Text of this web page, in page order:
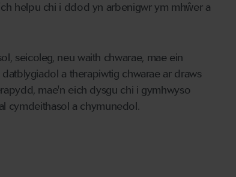
helpu chi i ddod yn arbenigwr ym mhŵer a
seicoleg, neu waith chwarae, mae ein
a therapiwtig chwarae ar draws
mae'n eich dysgu chi i gymhwyso
cymdeithasol a chymunedol.